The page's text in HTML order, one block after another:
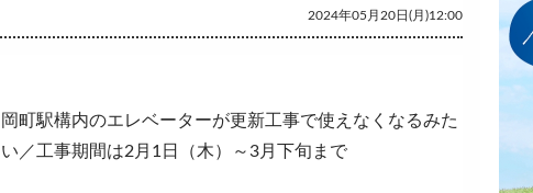
2024年05月20日(月)12:00
岡町駅構内のエレベーターが更新工事で使えなくなるみた
い／工事期間は2月1日（木）～3月下旬まで